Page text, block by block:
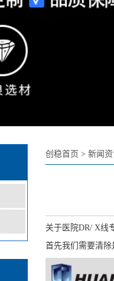
创稳首页 > 新闻
关于医院DR/ X线
首先我们需要清除